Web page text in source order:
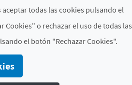
todas las cookies pulsando el
o rechazar el uso de todas las
el botón "Rechazar Cookies".